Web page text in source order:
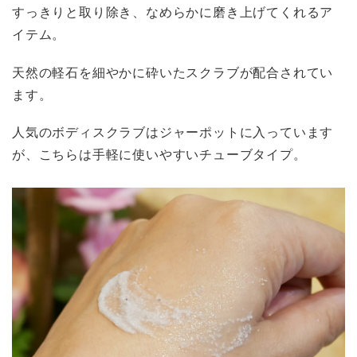
すっきりと取り除き、なめらかに磨き上げてくれるア
イテム。
天然の軽石を細やかに砕いたスクラブが配合されてい
ます。
人気のボディスクラブはジャーポットに入っています
が、こちらは手軽に使いやすいチューブタイプ。